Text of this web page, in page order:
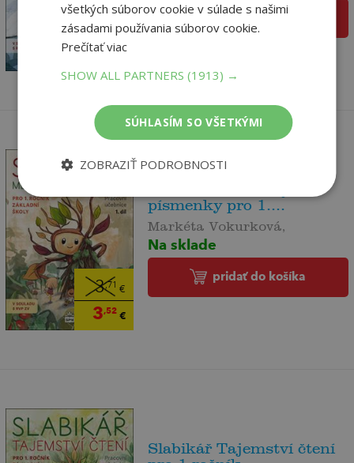
3,71€
3,52
pridať do košíka
3,71 €
3,52€
písmenky pro 1....
Markéta Vokurková,
Na sklade
pridať do košíka
Slabikář Tajemství čtení
všetkých súborov cookie v súlade s našimi
zásadami používania súborov cookie.
Prečítať viac
SHOW ALL PARTNERS(1913) →
SÚHLASÍM SO VŠETKÝMI
ZOBRAZIŤ PODROBNOSTI